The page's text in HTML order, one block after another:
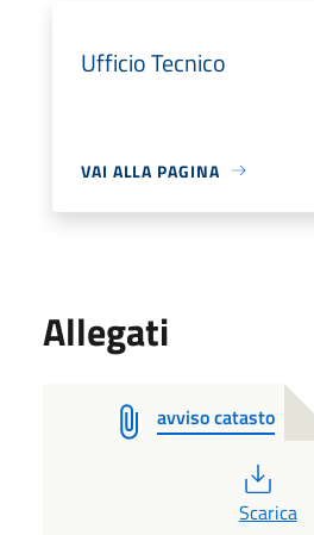
Ufficio Tecnico
VAI ALLA PAGINA
Allegati
avviso catasto
PDF
Scarica